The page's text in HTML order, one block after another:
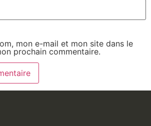
mon e-mail et mon site dans le
prochain commentaire.